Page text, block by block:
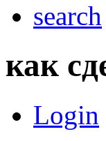
search
как
Login